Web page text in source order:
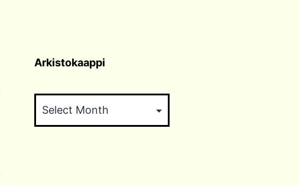
Arkistokaappi